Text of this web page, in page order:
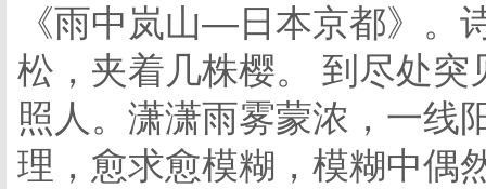
《雨中岚山—日本京都》。
松，夹着几株樱。 到尽处
照人。潇潇雨雾蒙浓，一线
理，愈求愈模糊，模糊中偶